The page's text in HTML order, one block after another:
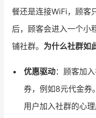
商家社区
合作共进
认证服务商
有赞云
餐还是连接WiFi，顾客
后，顾客会进入一个小
铺社群。 为什么社群如
优惠驱动：顾客加
券，例如8元代金券
用户加入社群的心理